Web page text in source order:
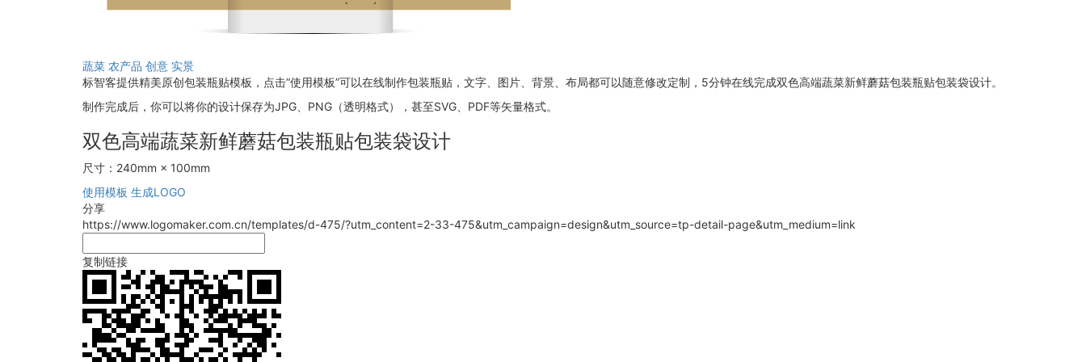
蔬菜 农产品 创意 实景
标智客提供精美原创包装瓶贴模板，点击“使用模板”可以在线制作包装瓶贴，文字、图片、背景、布局都可以随意修改定制，5分钟在线完成双色高端蔬菜新鲜蘑菇包装瓶贴包装袋设计。
制作完成后，你可以将你的设计保存为JPG、PNG（透明格式），甚至SVG、PDF等矢量格式。
双色高端蔬菜新鲜蘑菇包装瓶贴包装袋设计
尺寸：240mm × 100mm
使用模板 生成LOGO
分享
https://www.logomaker.com.cn/templates/d-475/?utm_content=2-33-475&utm_campaign=design&utm_source=tp-detail-page&utm_medium=link
复制链接